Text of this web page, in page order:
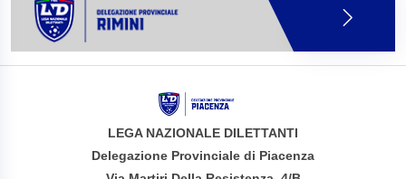
LEGA NAZIONALE DILETTANTI
Delegazione Provinciale di Piacenza